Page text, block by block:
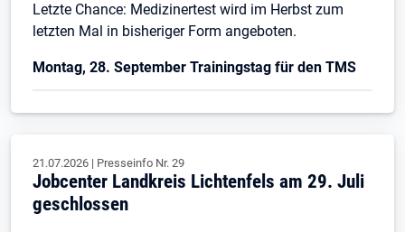
Letzte Chance: Medizinertest wird im Herbst zum
letzten Mal in bisheriger Form angeboten.
Montag, 28. September Trainingstag für den TMS
21.07.2026 | Presseinfo Nr. 29
Jobcenter Landkreis Lichtenfels am 29. Juli
geschlossen